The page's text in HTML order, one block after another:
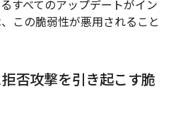
すべてのアップデートがイン
この脆弱性が悪用されること
否攻撃を引き起こす脆